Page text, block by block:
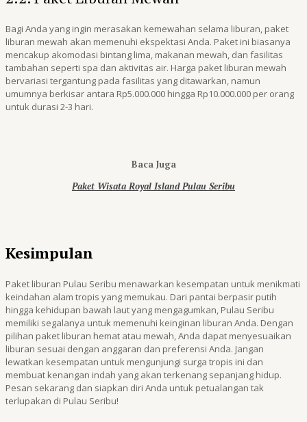
Bagi Anda yang ingin merasakan kemewahan selama liburan, paket
liburan mewah akan memenuhi ekspektasi Anda. Paket ini biasanya
mencakup akomodasi bintang lima, makanan mewah, dan fasilitas
tambahan seperti spa dan aktivitas air. Harga paket liburan mewah
bervariasi tergantung pada fasilitas yang ditawarkan, namun
umumnya berkisar antara Rp5.000.000 hingga Rp10.000.000 per orang
untuk durasi 2-3 hari.
Baca Juga
Paket Wisata Royal Island Pulau Seribu
Kesimpulan
Paket liburan Pulau Seribu menawarkan kesempatan untuk menikmati
keindahan alam tropis yang memukau. Dari pantai berpasir putih
hingga kehidupan bawah laut yang mengagumkan, Pulau Seribu
memiliki segalanya untuk memenuhi keinginan liburan Anda. Dengan
pilihan paket liburan hemat atau mewah, Anda dapat menyesuaikan
liburan sesuai dengan anggaran dan preferensi Anda. Jangan
lewatkan kesempatan untuk mengunjungi surga tropis ini dan
membuat kenangan indah yang akan terkenang sepanjang hidup.
Pesan sekarang dan siapkan diri Anda untuk petualangan tak
terlupakan di Pulau Seribu!